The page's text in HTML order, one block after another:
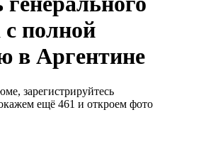
с полной
в Аргентине
зарегистрируйтесь
ещё 461 и откроем фото